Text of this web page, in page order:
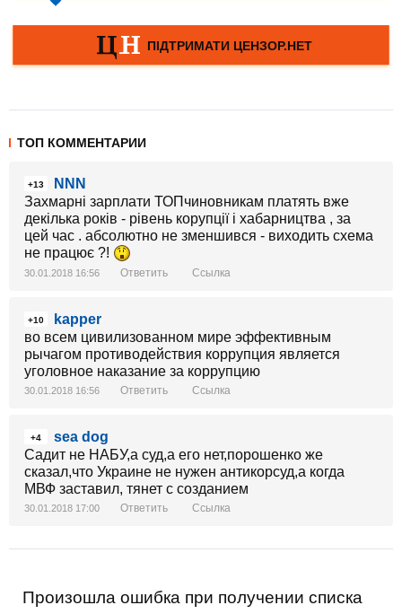
ТОП КОММЕНТАРИИ
+13
NNN
Захмарні зарплати ТОПчиновникам платять вже
декілька років - рівень корупції і хабарництва , за
цей час . абсолютно не зменшився - виходить схема
не працює ?!
30.01.2018 16:56 Ответить Ссылка
+10
kapper
во всем цивилизованном мире эффективным
рычагом противодействия коррупция является
уголовное наказание за коррупцию
30.01.2018 16:56 Ответить Ссылка
+4
sea dog
Садит не НАБУ,а суд,а его нет,порошенко же
сказал,что Украине не нужен антикорсуд,а когда
МВФ заставил, тянет с созданием
30.01.2018 17:00 Ответить Ссылка
Произошла ошибка при получении списка